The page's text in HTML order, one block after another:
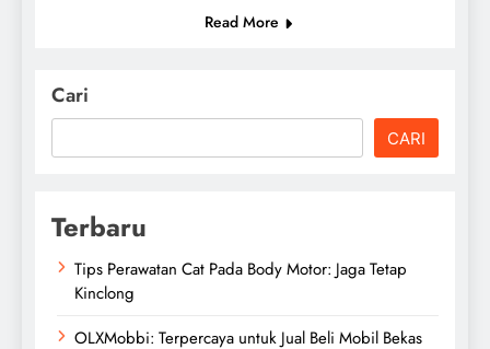
Read More
Cari
CARI
Terbaru
Tips Perawatan Cat Pada Body Motor: Jaga Tetap
Kinclong
OLXMobbi: Terpercaya untuk Jual Beli Mobil Bekas